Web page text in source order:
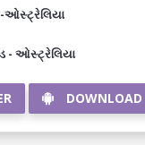
-ઓસ્ટ્રેલિયા
- ઓસ્ટ્રેલિયા